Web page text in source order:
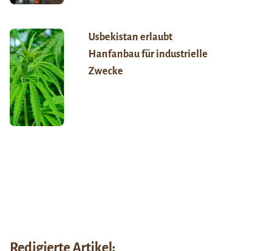
Usbekistan erlaubt
Hanfanbau für industrielle
Zwecke
Redigierte Artikel: